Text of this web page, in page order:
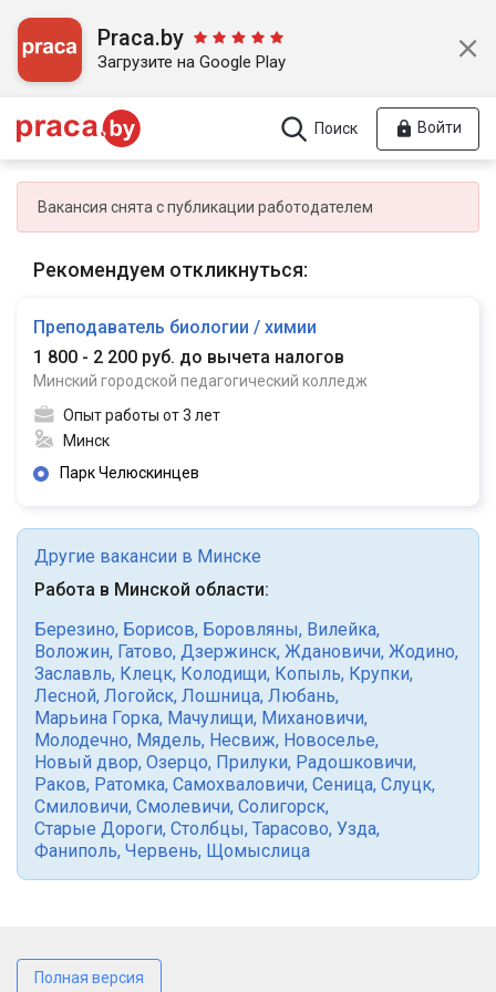
Praca.by
Загрузите на Google Play
Поиск Войти
Вакансия снята с публикации работодателем
Рекомендуем откликнуться:
Преподаватель биологии / химии
1 800 - 2 200 руб. до вычета налогов
Минский городской педагогический колледж
Опыт работы от 3 лет
Минск
Парк Челюскинцев
Другие вакансии в Минске
Работа в Минской области:
Березино, Борисов, Боровляны, Вилейка,
Воложин, Гатово, Дзержинск, Ждановичи, Жодино,
Заславль, Клецк, Колодищи, Копыль, Крупки,
Лесной, Логойск, Лошница, Любань,
Марьина Горка, Мачулищи, Михановичи,
Молодечно, Мядель, Несвиж, Новоселье,
Новый двор, Озерцо, Прилуки, Радошковичи,
Раков, Ратомка, Самохваловичи, Сеница, Слуцк,
Смиловичи, Смолевичи, Солигорск,
Старые Дороги, Столбцы, Тарасово, Узда,
Фаниполь, Червень, Щомыслица
Полная версия